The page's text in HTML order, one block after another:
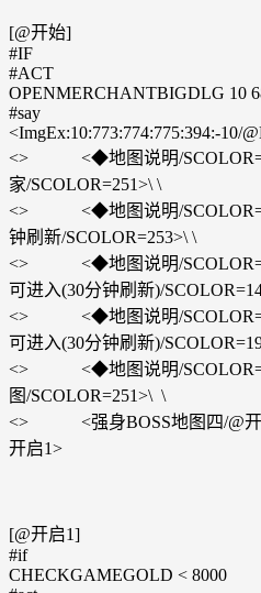
[@开始]
#IF
#ACT
OPENMERCHANTBIGDLG 10
#say
<ImgEx:10:773:774:775:394:-10/
<> <◆地图说明/
家/SCOLOR=251>\ \
<> <◆地图说明/
钟刷新/SCOLOR=253>\ \
<> <◆地图说明/
可进入(30分钟刷新)/
<> <◆地图说明/
可进入(30分钟刷新)/
<> <◆地图说明/
图/SCOLOR=251>\ \
<> <强身BOSS地图四/@开
开启1>
[@开启1]
#if
CHECKGAMEGOLD < 8000